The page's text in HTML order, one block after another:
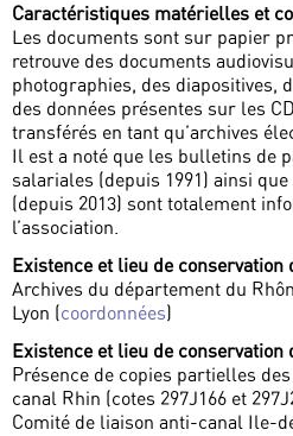
Caractéristiques matérielles et
Les documents sont sur papier
retrouve des documents
photographies, des diapositives,
des données présentes sur les
transférés en tant qu’archives
Il est a noté que les bulletins de
salariales (depuis 1991) ainsi
(depuis 2013) sont totalement
l’association.
Existence et lieu de conservation
Archives du département du
Lyon (coordonnées)
Existence et lieu de conservation
Présence de copies partielles
canal Rhin (cotes 297J166 et
Comité de liaison anti-canal Ile-